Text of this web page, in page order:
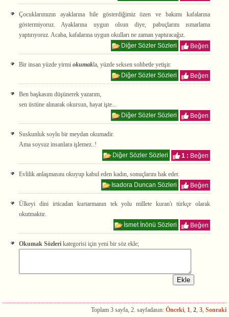
Çocuklarımızın ayaklarına bile gösterdiğimiz özen ve bakımı kafalarına
göstermiyoruz. Ayaklarına uygun olsun diye, pabuçlarını ısmarlama
yaptırıyoruz. Acaba, kafalarına uygun okulları ne zaman yaptıracağız.
Diğer Sözler Sözleri
Beğen
Bir insan yüzde yirmi okumakla, yüzde seksen sohbetle yetişir.
Diğer Sözler Sözleri
Beğen
Ben başkasını düşünerek yazarım,
sen üstüne alınarak okursun, hayat işte...
Diğer Sözler Sözleri
Beğen
Suskunluk soylu bir meydan okumadir.
Ama soysuz insanlara işlemez..!
Diğer Sözler Sözleri
1 : Beğen
Evlilik anlaşmasını okuyup kabul eden kadın, sonuçlarını hak eder.
Isadora Duncan Sözleri
Beğen
Ülkeyi dini irticadan kurtarmanın tek yolu millete kuran'ı türkçe olarak
okutmaktır.
İsmet İnönü Sözleri
Beğen
Okumak Sözleri kategorisi için yeni bir söz ekle;
Toplam 3 sayfa, 2. sayfadasın: Önceki, 1, 2, 3, Sonraki